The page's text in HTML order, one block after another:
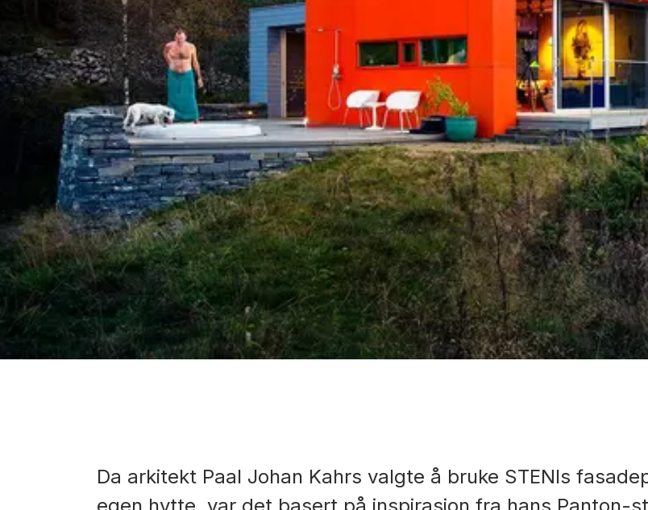
Da arkitekt Paal Johan Kahrs valgte å bruke STENIs
egen hytte, var det basert på inspirasjon fra hans Panton-